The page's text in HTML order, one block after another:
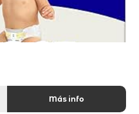
Más info